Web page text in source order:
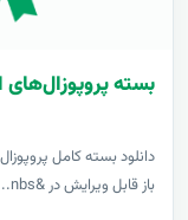
بسته پروپوزال‌های
دانلود بسته کامل
باز قابل ویرایش در &nbs..